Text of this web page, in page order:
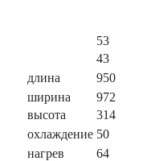
53
43
длина
950
ширина
972
высота
314
охлаждение 50
нагрев
64